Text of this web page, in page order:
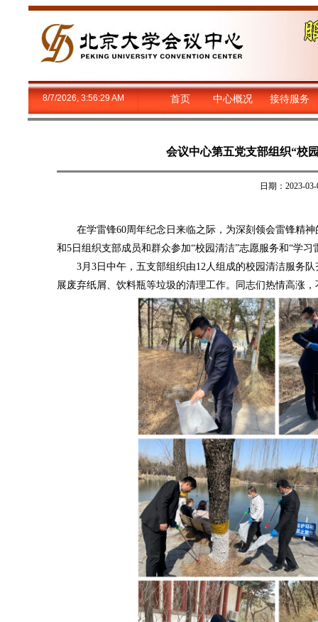
8/7/2026, 3:56:30 AM 首页 中心概况 接待服务
会议中心第五党支部组织“校
日期：2023-
在学雷锋60周年纪念日来临之际，为深刻领会雷锋精神
和5日组织支部成员和群众参加“校园清洁”志愿服务和“学习
3月3日中午，五支部组织由12人组成的校园清洁服务队
展废弃纸屑、饮料瓶等垃圾的清理工作。同志们热情高涨